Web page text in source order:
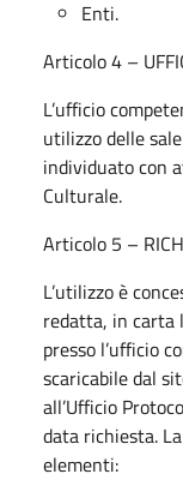
Enti.
Articolo 4 –
L’ufficio
utilizzo delle
individuato con
Culturale.
Articolo 5 –
L’utilizzo è
redatta, in carta
presso l’ufficio
scaricabile dal
all’Ufficio
data richiesta.
elementi: